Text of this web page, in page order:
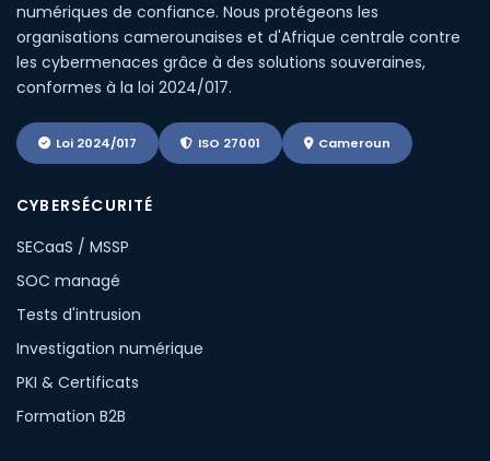
numériques de confiance. Nous protégeons les
organisations camerounaises et d'Afrique centrale contre
les cybermenaces grâce à des solutions souveraines,
conformes à la loi 2024/017.
Loi 2024/017 ISO 27001 Cameroun
CYBERSÉCURITÉ
SECaaS / MSSP
SOC managé
Tests d'intrusion
Investigation numérique
PKI & Certificats
Formation B2B